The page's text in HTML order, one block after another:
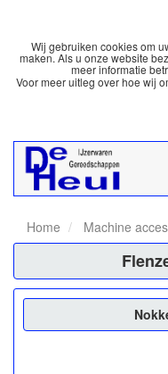
Wij gebruiken cookies om
maken. Als u onze website
meer informatie
Voor meer uitleg over hoe wij
Home Machine